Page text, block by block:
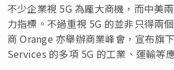
不少企業視 5G 為龐大商機，而中美
力指標。不過重視 5G 的並非只得兩
商 Orange 亦舉辦商業峰會，宣布旗
Services 的多項 5G 的工業、運輸等